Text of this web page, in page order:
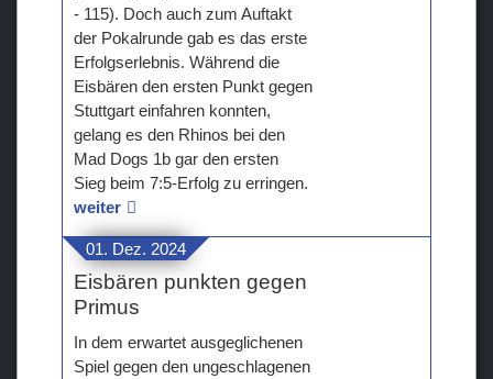
- 115). Doch auch zum Auftakt
der Pokalrunde gab es das erste
Erfolgserlebnis. Während die
Eisbären den ersten Punkt gegen
Stuttgart einfahren konnten,
gelang es den Rhinos bei den
Mad Dogs 1b gar den ersten
Sieg beim 7:5-Erfolg zu erringen.
weiter
01. Dez. 2024
Eisbären punkten gegen
Primus
In dem erwartet ausgeglichenen
Spiel gegen den ungeschlagenen